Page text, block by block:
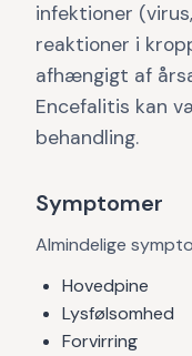
infektioner
reaktioner i
afhængigt af
Encefalitis kan
behandling.
Symptomer
Almindelige
Hovedpine
Lysfølsomhed
Forvirring